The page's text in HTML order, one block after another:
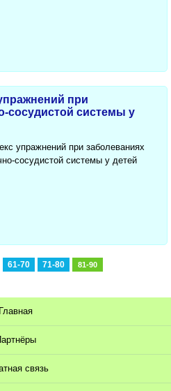
при
сосудистой системы у
упражнений при заболеваниях
сосудистой системы у детей
61-70 71-80 81-90
Главная
связь